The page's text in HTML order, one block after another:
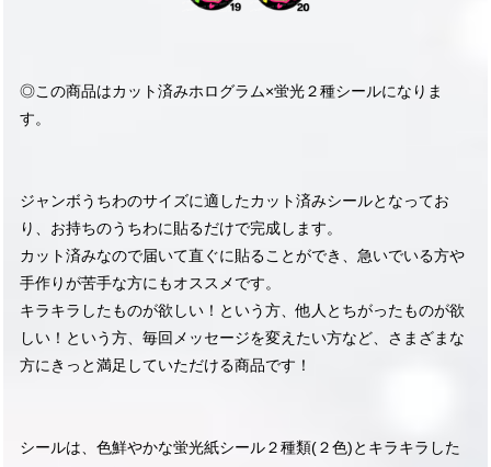
◎この商品はカット済みホログラム×蛍光２種シールになりま
す。
ジャンボうちわのサイズに適したカット済みシールとなってお
り、お持ちのうちわに貼るだけで完成します。
カット済みなので届いて直ぐに貼ることができ、急いでいる方や
手作りが苦手な方にもオススメです。
キラキラしたものが欲しい！という方、他人とちがったものが欲
しい！という方、毎回メッセージを変えたい方など、さまざまな
方にきっと満足していただける商品です！
シールは、色鮮やかな蛍光紙シール２種類(２色)とキラキラした